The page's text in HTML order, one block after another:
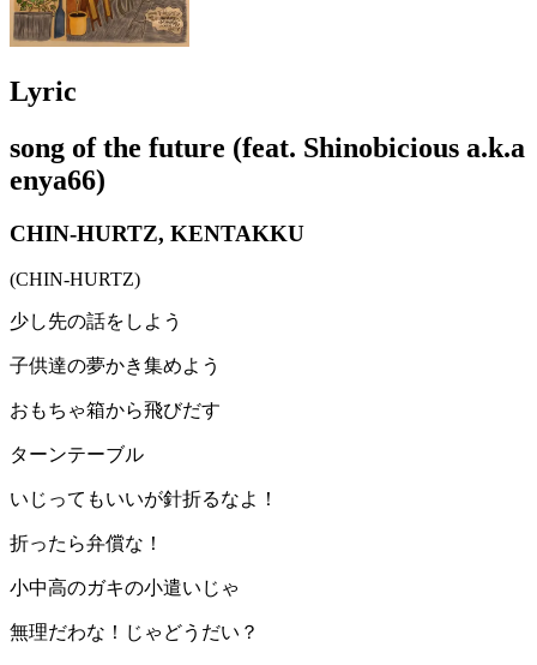
Lyric
song of the future (feat. Shinobicious a.k.a
enya66)
CHIN-HURTZ, KENTAKKU
(CHIN-HURTZ)
少し先の話をしよう
子供達の夢かき集めよう
おもちゃ箱から飛びだす
ターンテーブル
いじってもいいが針折るなよ！
折ったら弁償な！
小中高のガキの小遣いじゃ
無理だわな！じゃどうだい？